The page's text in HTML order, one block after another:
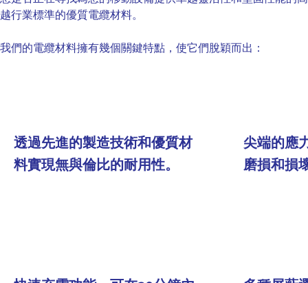
越行業標準的優質電纜材料。
我們的電纜材料擁有幾個關鍵特點，使它們脫穎而出：
透過先進的製造技術和優質材
料實現無與倫比的耐用性。
尖端的應
磨損和損